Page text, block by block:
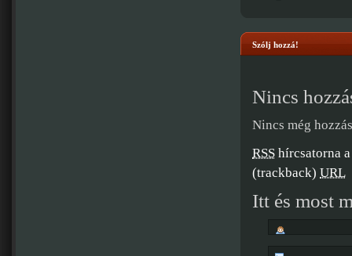
Szólj hozzá!
Nincs
Nincs még
RSS hírcsatorna
(trackback) URL
Itt és most